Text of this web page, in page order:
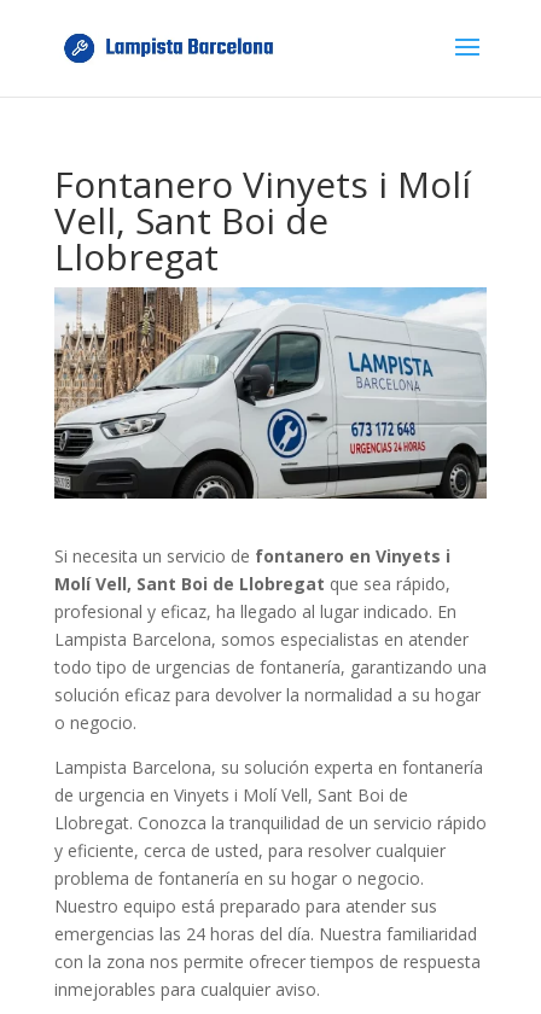
Fontanero Vinyets i Molí
Vell, Sant Boi de
Llobregat
Si necesita un servicio de fontanero en Vinyets i
Molí Vell, Sant Boi de Llobregat que sea rápido,
profesional y eficaz, ha llegado al lugar indicado. En
Lampista Barcelona, somos especialistas en atender
todo tipo de urgencias de fontanería, garantizando una
solución eficaz para devolver la normalidad a su hogar
o negocio.
Lampista Barcelona, su solución experta en fontanería
de urgencia en Vinyets i Molí Vell, Sant Boi de
Llobregat. Conozca la tranquilidad de un servicio rápido
y eficiente, cerca de usted, para resolver cualquier
problema de fontanería en su hogar o negocio.
Nuestro equipo está preparado para atender sus
emergencias las 24 horas del día. Nuestra familiaridad
con la zona nos permite ofrecer tiempos de respuesta
inmejorables para cualquier aviso.